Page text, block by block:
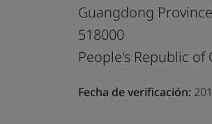
Guangdong Province
518000
People's Republic of
Fecha de verificación: